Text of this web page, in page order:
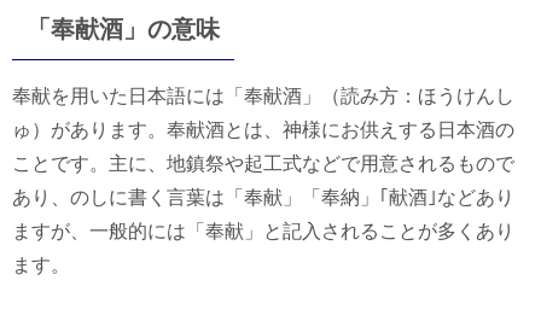
「奉献酒」の意味
奉献を用いた日本語には「奉献酒」（読み方：ほうけんし
ゅ）があります。奉献酒とは、神様にお供えする日本酒の
ことです。主に、地鎮祭や起工式などで用意されるもので
あり、のしに書く言葉は「奉献」「奉納」｢献酒｣などあり
ますが、一般的には「奉献」と記入されることが多くあり
ます。